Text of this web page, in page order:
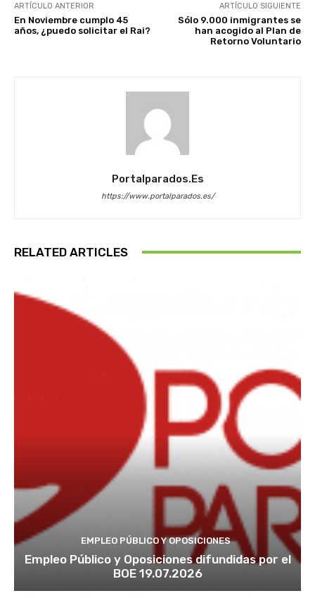
ARTÍCULO ANTERIOR
En Noviembre cumplo 45
años, ¿puedo solicitar el Rai?
ARTÍCULO SIGUIENTE
Sólo 9.000 inmigrantes se
han acogido al Plan de
Retorno Voluntario
Portalparados.es
https://www.portalparados.es/
RELATED ARTICLES
EMPLEO PÚBLICO Y OPOSICIONES
Empleo Público y Oposiciones difundidas por el
BOE 19.07.2026